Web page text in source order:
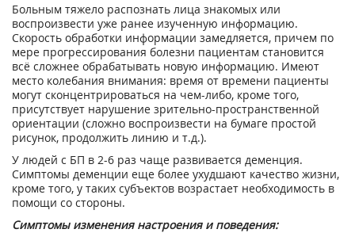
Больным тяжело распознать лица знакомых или
воспроизвести уже ранее изученную информацию.
Скорость обработки информации замедляется, причем по
мере прогрессирования болезни пациентам становится
всё сложнее обрабатывать новую информацию. Имеют
место колебания внимания: время от времени пациенты
могут сконцентрироваться на чем-либо, кроме того,
присутствует нарушение зрительно-пространственной
ориентации (сложно воспроизвести на бумаге простой
рисунок, продолжить линию и т.д.).
У людей с БП в 2-6 раз чаще развивается деменция.
Симптомы деменции еще более ухудшают качество жизни,
кроме того, у таких субъектов возрастает необходимость в
помощи со стороны.
Симптомы изменения настроения и поведения: